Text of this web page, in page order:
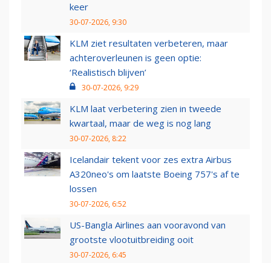
keer
30-07-2026, 9:30
KLM ziet resultaten verbeteren, maar
achteroverleunen is geen optie:
‘Realistisch blijven’
30-07-2026, 9:29
KLM laat verbetering zien in tweede
kwartaal, maar de weg is nog lang
30-07-2026, 8:22
Icelandair tekent voor zes extra Airbus
A320neo's om laatste Boeing 757's af te
lossen
30-07-2026, 6:52
US-Bangla Airlines aan vooravond van
grootste vlootuitbreiding ooit
30-07-2026, 6:45